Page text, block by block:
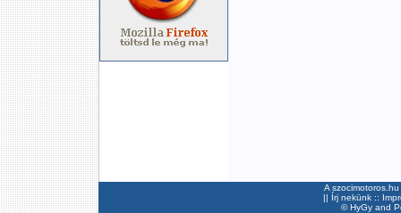
A
|| Írj nekünk ::
©HyGyand